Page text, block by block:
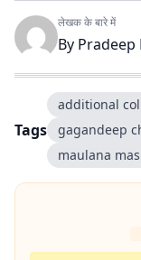
लेखक के बारे में
By Pradeep
Tags
additional
gagandeep
maulana